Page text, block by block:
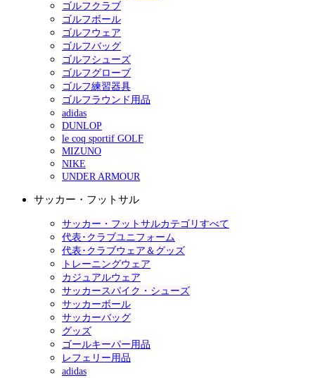
ゴルフクラブ
ゴルフボール
ゴルフウェア
ゴルフバッグ
ゴルフシューズ
ゴルフグローブ
ゴルフ練習器具
ゴルフラウンド用品
adidas
DUNLOP
le coq sportif GOLF
MIZUNO
NIKE
UNDER ARMOUR
サッカー・フットサル
サッカー・フットサルカテゴリすべて
代表･クラブユニフォーム
代表･クラブウェア＆グッズ
トレーニングウェア
カジュアルウェア
サッカースパイク・シューズ
サッカーボール
サッカーバッグ
グッズ
ゴールキーパー用品
レフェリー用品
adidas